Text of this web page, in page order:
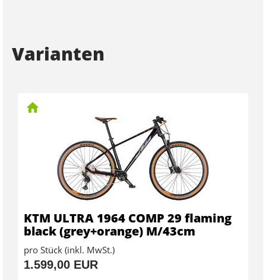
Varianten
KTM ULTRA 1964 COMP 29 flaming
black (grey+orange) M/43cm
pro Stück (inkl. MwSt.)
1.599,00 EUR